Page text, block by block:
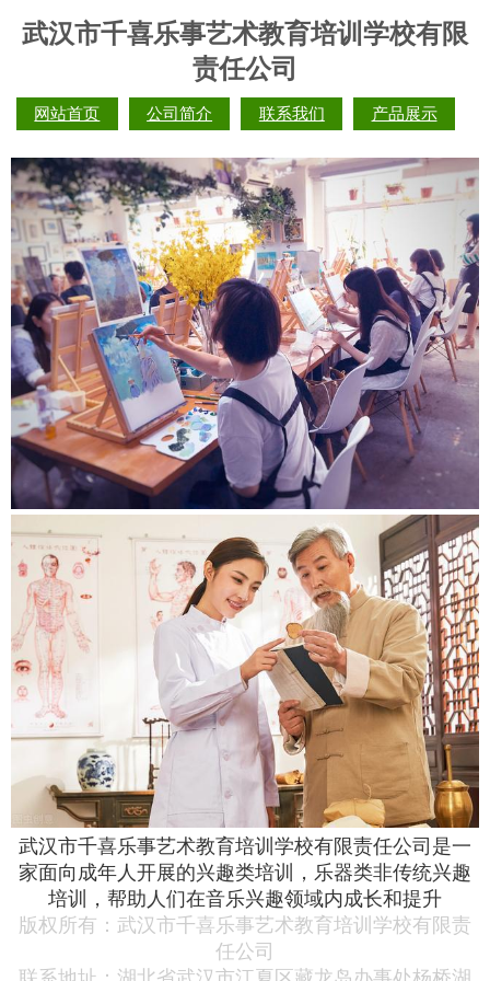
武汉市千喜乐事艺术教育培训学校有限
责任公司
网站首页 公司简介 联系我们 产品展示
武汉市千喜乐事艺术教育培训学校有限责任公司 是一
家面向成年人开展的兴趣类培训，乐器类非传统兴趣
培训，帮助人们在音乐兴趣领域内成长和提升‌
版权所有： 武汉市千喜乐事艺术教育培训学校有限责
任公司